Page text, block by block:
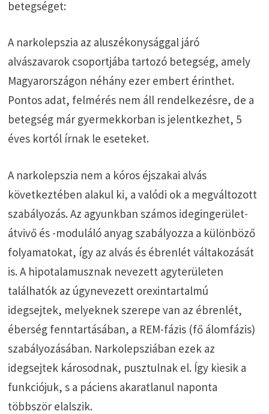
betegséget:
A narkolepszia az aluszékonysággal járó
alvászavarok csoportjába tartozó betegség, amely
Magyarországon néhány ezer embert érinthet.
Pontos adat, felmérés nem áll rendelkezésre, de a
betegség már gyermekkorban is jelentkezhet, 5
éves kortól írnak le eseteket.
A narkolepszia nem a kóros éjszakai alvás
következtében alakul ki, a valódi ok a megváltozott
szabályozás. Az agyunkban számos idegingerület-
átvivő és -moduláló anyag szabályozza a különböző
folyamatokat, így az alvás és ébrenlét váltakozását
is. A hipotalamusznak nevezett agyterületen
találhatók az úgynevezett orexintartalmú
idegsejtek, melyeknek szerepe van az ébrenlét,
éberség fenntartásában, a REM-fázis (fő álomfázis)
szabályozásában. Narkolepsziában ezek az
idegsejtek károsodnak, pusztulnak el. Így kiesik a
funkciójuk, s a páciens akaratlanul naponta
többször elalszik.